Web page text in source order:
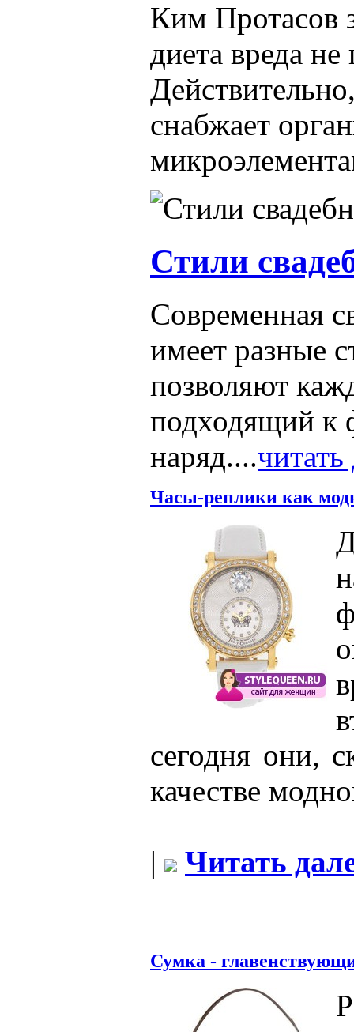
Ким Протасов
диета вреда не
снабжает
Стили
Современная
имеет разные
позволяют
подходящий к
наряд....читать
Часы-реплики как
сегодня они,
качестве
| Читать
Сумка -